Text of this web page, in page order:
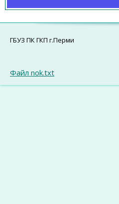
ГБУЗ ПК ГКП г.Перми
Файл nok.txt